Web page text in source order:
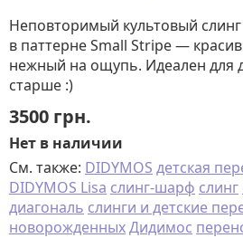
Неповторимый культовый слинг
в паттерне Small Stripe —
нежный на ощупь. Идеален для
старше :)
3500 грн.
Нет в наличии
См. также: DIDYMOS детская
DIDYMOS Lisa слинг-шарф слинг
диагональ слинги и детские
новорожденныхДидимос